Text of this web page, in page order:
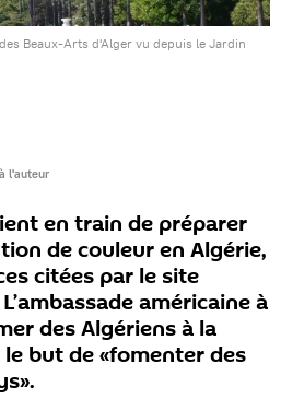
Beaux-Arts d'Alger vu depuis le Jardin
l'auteur
en train de préparer
de couleur en Algérie,
citées par le site
américaine à
des Algériens à la
but de «fomenter des